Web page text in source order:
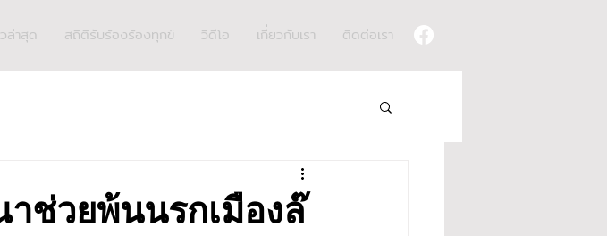
ล่าสุด สถิติรับร้องร้องทุกข์ วิดีโอ เกี่ยวกับเรา ติดต่อเรา
ช่วยพ้นนรกเมืองล๊